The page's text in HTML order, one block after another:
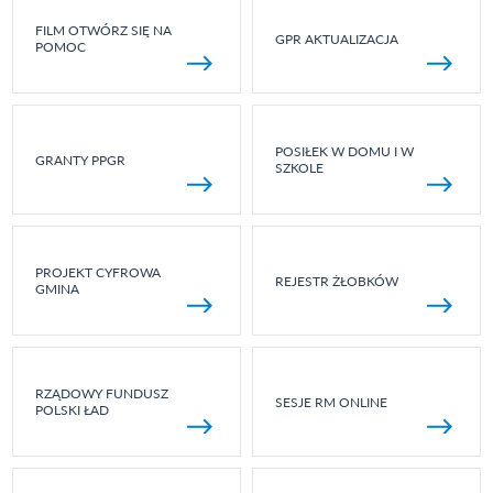
FILM OTWÓRZ SIĘ NA
POMOC
GPR AKTUALIZACJA
GRANTY PPGR
POSIŁEK W DOMU I W
SZKOLE
PROJEKT CYFROWA
GMINA
REJESTR ŻŁOBKÓW
RZĄDOWY FUNDUSZ
POLSKI ŁAD
SESJE RM ONLINE